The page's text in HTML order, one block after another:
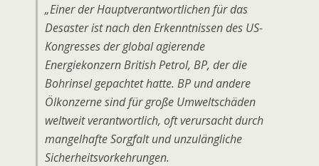
„Einer der Hauptverantwortlichen für das
Desaster ist nach den Erkenntnissen des US-
Kongresses der global agierende
Energiekonzern British Petrol, BP, der die
Bohrinsel gepachtet hatte. BP und andere
Ölkonzerne sind für große Umweltschäden
weltweit verantwortlich, oft verursacht durch
mangelhafte Sorgfalt und unzulängliche
Sicherheitsvorkehrungen.